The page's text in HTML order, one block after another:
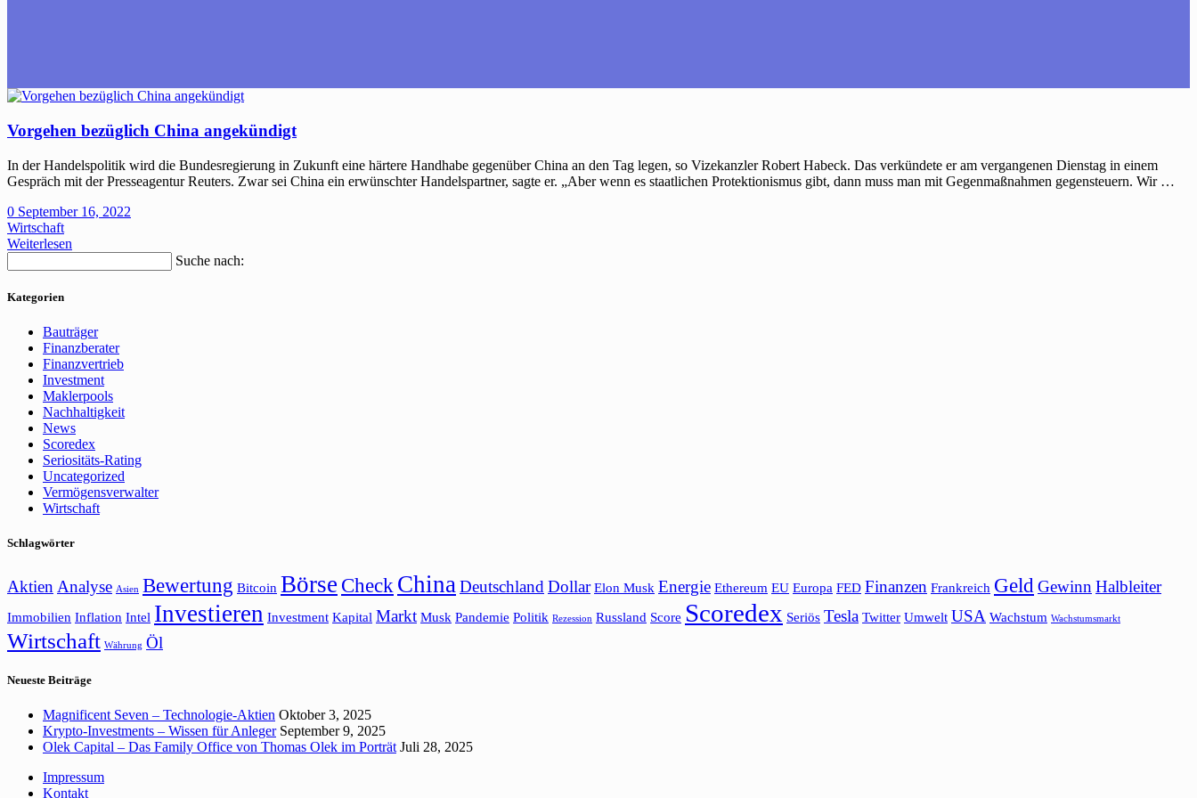
Vorgehen bezüglich China angekündigt
In der Handelspolitik wird die Bundesregierung in Zukunft eine härtere Handhabe gegenüber China an den Tag legen, so Vizekanzler Robert Habeck. Das verkündete er am vergangenen Dienstag in einem
Gespräch mit der Presseagentur Reuters. Zwar sei China ein erwünschter Handelspartner, sagte er. „Aber wenn es staatlichen Protektionismus gibt, dann muss man mit Gegenmaßnahmen gegensteuern. Wir …
0 September 16, 2022
Wirtschaft
Weiterlesen
Suche nach:
Kategorien
Bauträger
Finanzberater
Finanzvertrieb
Investment
Maklerpools
Nachhaltigkeit
News
Scoredex
Seriositäts-Rating
Uncategorized
Vermögensverwalter
Wirtschaft
Schlagwörter
Aktien Analyse Asien Bewertung Bitcoin Börse Check China Deutschland Dollar Elon Musk Energie Ethereum EU Europa FED Finanzen Frankreich Geld Gewinn Halbleiter
Immobilien Inflation Intel Investieren Investment Kapital Markt Musk Pandemie Politik Rezession Russland Score Scoredex Seriös Tesla Twitter Umwelt USA Wachstum Wachstumsmarkt
Wirtschaft Währung Öl
Neueste Beiträge
Magnificent Seven – Technologie-Aktien Oktober 3, 2025
Krypto-Investments – Wissen für Anleger September 9, 2025
Olek Capital – Das Family Office von Thomas Olek im Porträt Juli 28, 2025
Impressum
Kontakt